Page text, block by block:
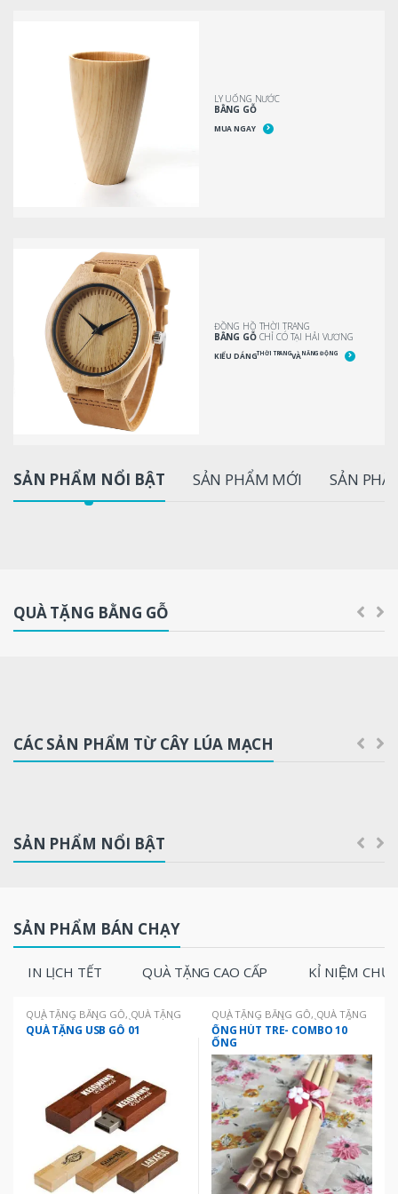
LY UỐNG NƯỚC
BẰNG GỖ
MUA NGAY
ĐỒNG HỒ THỜI TRANG
BẰNG GỖCHỈ CÓ TẠI HẢI VƯƠNG
KIỂU DÁNGTHỜI TRANGVÀNĂNG ĐỘNG
P
u
C
a
o
u
e
SẢN PHẨM NỔI BẬT SẢN PHẨM MỚI SẢN
QUÀ TẶNG BẰNG GỖ
CÁC SẢN PHẨM TỪ CÂY LÚA MẠCH
SẢN PHẨM NỔI BẬT
SẢN PHẨM BÁN CHẠY
IN LỊCH TẾT QUÀ TẶNG CAO CẤP KỈ NIỆM
QUÀ TẶNG BẰNG GỖ, QUÀ TẶNG
THÂN THIỆN MÔI TRƯỜNG QUÀ
TẶNG USB,QUÀ TẶNG VĂN
QUÀ TẶNG USB GỖ 01
QUÀ TẶNG BẰNG GỖ, QUÀ TẶNG
THÂN THIỆN MÔI TRƯỜNG , SẢN
PHẨM MỚI CẬP NHẬT
ỐNG HÚT TRE- COMBO 10
ỐNG